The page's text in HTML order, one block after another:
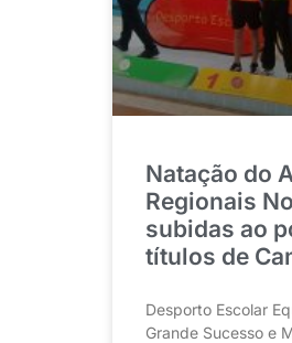
Natação do
Regionais
subidas ao
títulos de
Desporto Escolar
Grande Sucesso e